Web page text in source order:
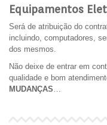
Equipamentos
Será de atribuição do
incluindo, computadores,
dos mesmos.
Não deixe de entrar em
qualidade e bom
MUDANÇAS…